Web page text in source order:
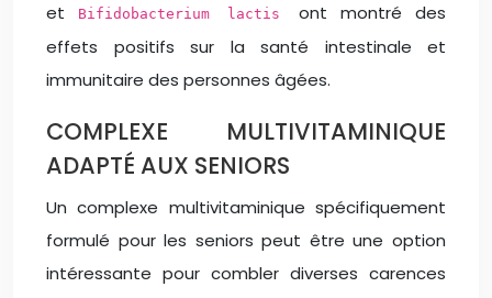
et Bifidobacterium lactis ont montré des
effets positifs sur la santé intestinale et
immunitaire des personnes âgées.
COMPLEXE MULTIVITAMINIQUE
ADAPTÉ AUX SENIORS
Un complexe multivitaminique spécifiquement
formulé pour les seniors peut être une option
intéressante pour combler diverses carences